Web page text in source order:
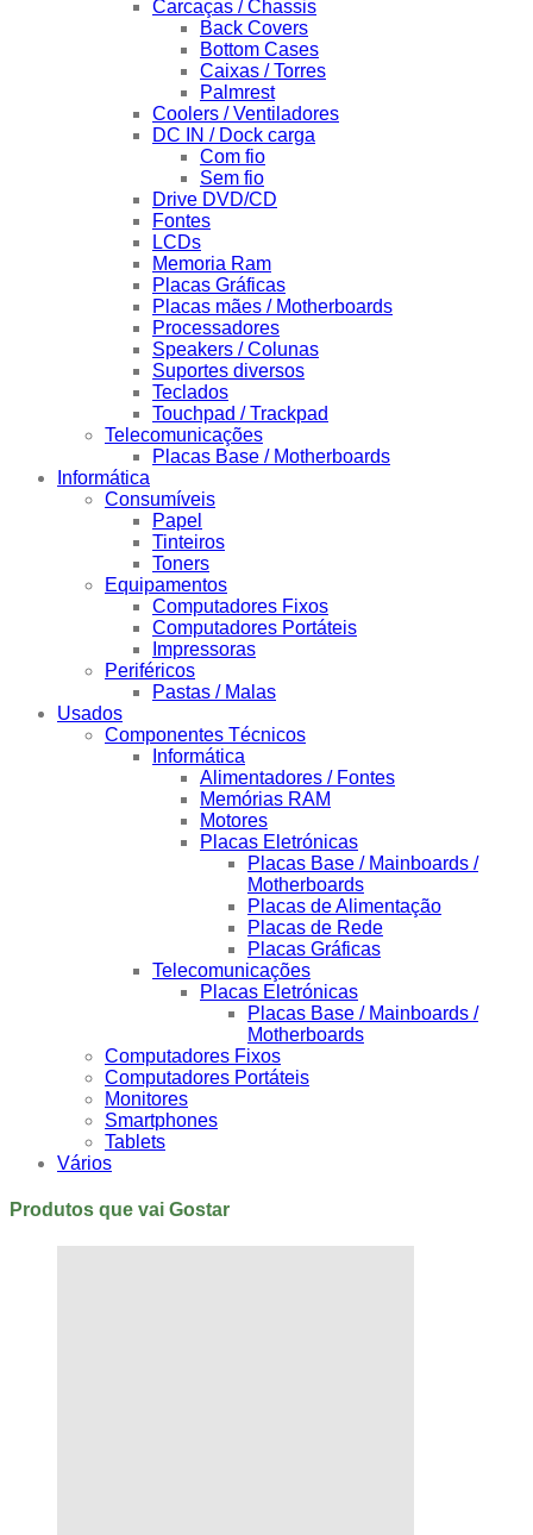
Carcaças / Chassis
Back Covers
Bottom Cases
Caixas / Torres
Palmrest
Coolers / Ventiladores
DC IN / Dock carga
Com fio
Sem fio
Drive DVD/CD
Fontes
LCDs
Memoria Ram
Placas Gráficas
Placas mães / Motherboards
Processadores
Speakers / Colunas
Suportes diversos
Teclados
Touchpad / Trackpad
Telecomunicações
Placas Base / Motherboards
Informática
Consumíveis
Papel
Tinteiros
Toners
Equipamentos
Computadores Fixos
Computadores Portáteis
Impressoras
Periféricos
Pastas / Malas
Usados
Componentes Técnicos
Informática
Alimentadores / Fontes
Memórias RAM
Motores
Placas Eletrónicas
Placas Base / Mainboards /
Motherboards
Placas de Alimentação
Placas de Rede
Placas Gráficas
Telecomunicações
Placas Eletrónicas
Placas Base / Mainboards /
Motherboards
Computadores Fixos
Computadores Portáteis
Monitores
Smartphones
Tablets
Vários
Produtos que vai Gostar